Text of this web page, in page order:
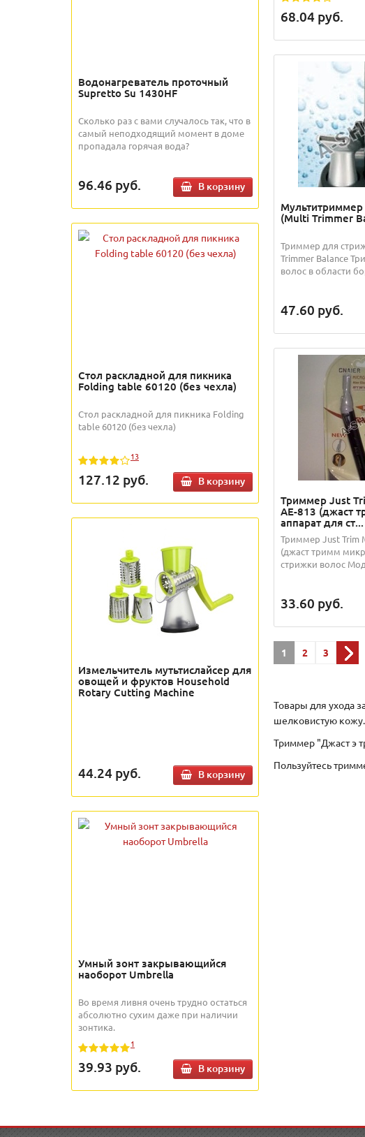
Водонагреватель проточный
Supretto Su 1430HF
Сколько раз с вами случалось так, что в
самый неподходящий момент в доме
пропадала горячая вода?
96.46 руб. В корзину
Стол раскладной для пикника
Folding table 60120 (без чехла)
Стол раскладной для пикника Folding
table 60120 (без чехла)
13
127.12 руб. В корзину
Измельчитель мутьтислайсер для
овощей и фруктов Household
Rotary Cutting Machine
44.24 руб. В корзину
Умный зонт закрывающийся
наоборот Umbrella
Во время ливня очень трудно остаться
абсолютно сухим даже при наличии
зонтика.
1
39.93 руб. В корзину
68.04 руб.
Мультитриммер
(Multi Trimmer
Триммер для
Trimmer Balance
волос в области
47.60 руб.
Триммер Just
AE-813 (джаст
аппарат для ст...
Триммер Just Trim
(джаст тримм
стрижки волос
33.60 руб.
1 2 3
Товары для ухода
шелковистую кожу.
Триммер "Джаст э
Пользуйтесь